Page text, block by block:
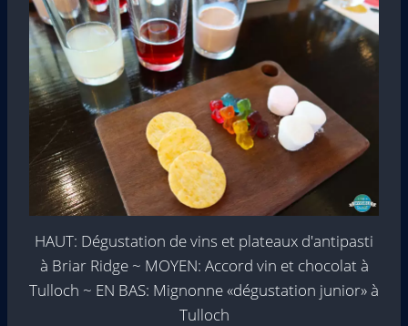
HAUT: Dégustation de vins et plateaux d'antipasti
à Briar Ridge ~ MOYEN: Accord vin et chocolat à
Tulloch ~ EN BAS: Mignonne «dégustation junior» à
Tulloch